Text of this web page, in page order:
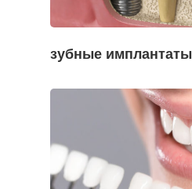
зубные имплантаты